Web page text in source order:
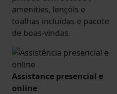
amenities, lençóis e
toalhas incluídas e pacote
de boas-vindas.
Assistance presencial e
online